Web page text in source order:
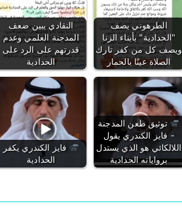
النقادي يبين ضعف
المدجنة العلمي وعدم
قدرتهم على الرد على
الحدادية
الطرهوني يصف
"الحدادية" بأبناء الزنا
ويصف كل من كفر تارك
الصلاة عينًا بالحمار
فايز الكندري يكفر
الحدادية
توثيق طعن المدجنة
- فايز الكندري يقول
اللالكائي هو الذي يستدل
برواياته الحدادية